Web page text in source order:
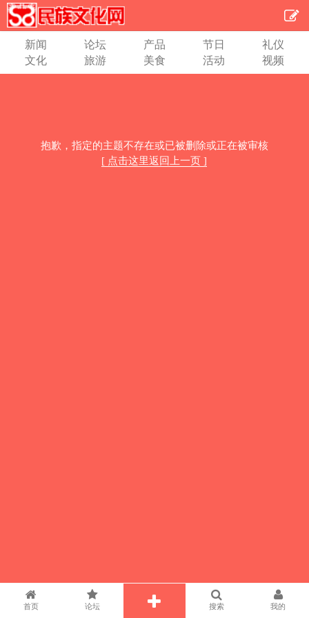
新闻 论坛 产品 节日
礼仪
文化
旅游 美食 活动 视频
抱歉，指定的主题不存在或已被删除或正在被审核
[ 点击这里返回上一页 ]
首页 论坛 搜索 我的